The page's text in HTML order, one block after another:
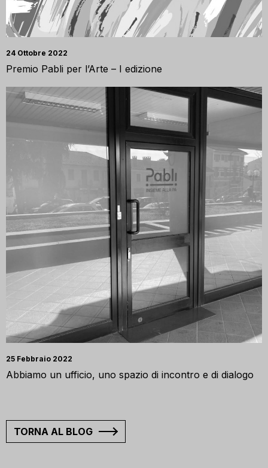
24 Ottobre 2022
Premio Pabli per l’Arte – I edizione
25 Febbraio 2022
Abbiamo un ufficio, uno spazio di incontro e di dialogo
TORNA AL BLOG